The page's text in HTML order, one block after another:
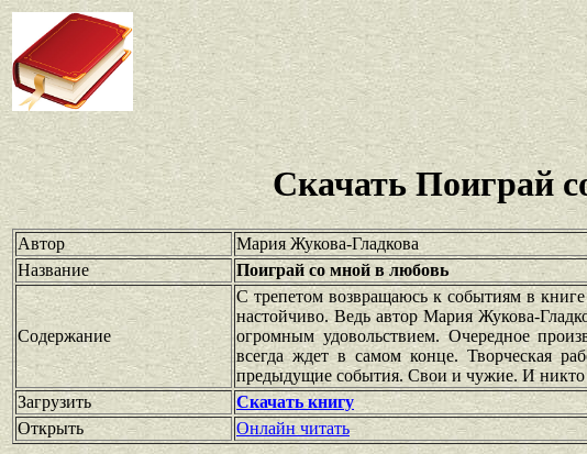
Скачать Поиграй
Автор
Мария Жукова-Гладкова
Название
Поиграй со мной в любовь
Содержание
С трепетом возвращаюсь к событиям в
настойчиво. Ведь автор Мария Жукова-
огромным удовольствием. Очередное
всегда ждет в самом конце. Творческая
предыдущие события. Свои и чужие. И никто
Загрузить
Скачать книгу
Открыть
Онлайн читать